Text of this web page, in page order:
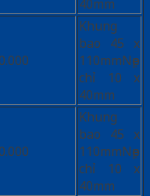
40mm
Khung
bao 45 x
110mmNẹp
chỉ 10 x
40mm
Khung
bao 45 x
110mmNẹp
chỉ 10 x
40mm